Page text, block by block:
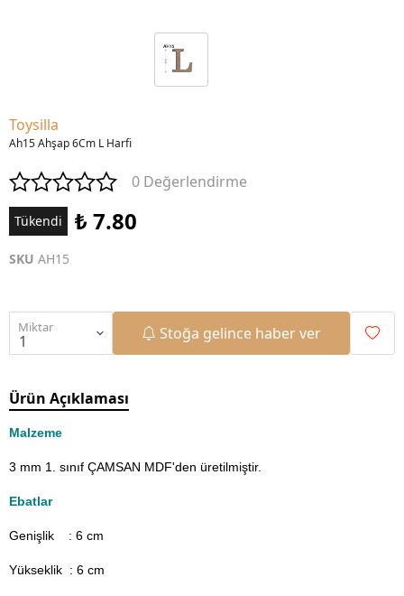
Toysilla
Ah15 Ahşap 6Cm L Harfi
0 Değerlendirme
Tükendi ₺ 7.80
SKU AH15
Miktar Stoğa gelince haber ver
Ürün Açıklaması
Malzeme
3 mm 1. sınıf ÇAMSAN MDF'den üretilmiştir.
Ebatlar
Genişlik : 6 cm
Yükseklik : 6 cm